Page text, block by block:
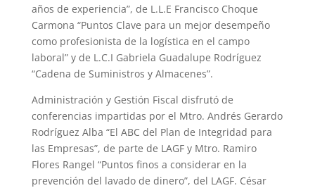
años de experiencia”, de L.L.E Francisco Choque
Carmona “Puntos Clave para un mejor desempeño
como profesionista de la logística en el campo
laboral” y de L.C.I Gabriela Guadalupe Rodríguez
“Cadena de Suministros y Almacenes”.
Administración y Gestión Fiscal disfrutó de
conferencias impartidas por el Mtro. Andrés Gerardo
Rodríguez Alba “El ABC del Plan de Integridad para
las Empresas”, de parte de LAGF y Mtro. Ramiro
Flores Rangel “Puntos finos a considerar en la
prevención del lavado de dinero”, del LAGF. César